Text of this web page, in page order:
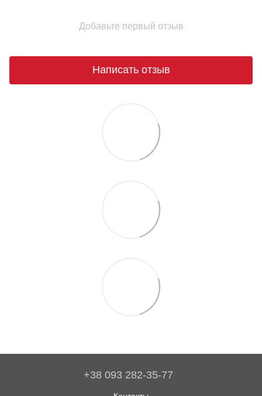
Добавьте первый отзыв
Написать отзыв
+38 093 282-35-77